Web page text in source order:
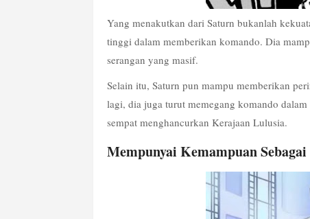
Yang menakutkan dari Saturn bukanlah
tinggi dalam memberikan komando. Dia
serangan yang masif.
Selain itu, Saturn pun mampu memberikan
lagi, dia juga turut memegang komando
sempat menghancurkan Kerajaan Lulusia.
Mempunyai Kemampuan